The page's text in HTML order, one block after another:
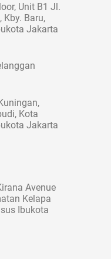
Unit B1 Jl.
Kby. Baru,
Jakarta
Kota
Jakarta
Avenue
Kelapa
Ibukota